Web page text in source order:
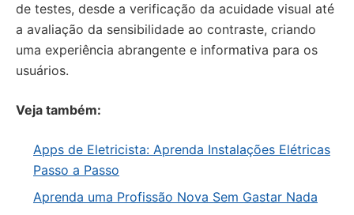
de testes, desde a verificação da acuidade visual até
a avaliação da sensibilidade ao contraste, criando
uma experiência abrangente e informativa para os
usuários.
Veja também:
Apps de Eletricista: Aprenda Instalações Elétricas
Passo a Passo
Aprenda uma Profissão Nova Sem Gastar Nada